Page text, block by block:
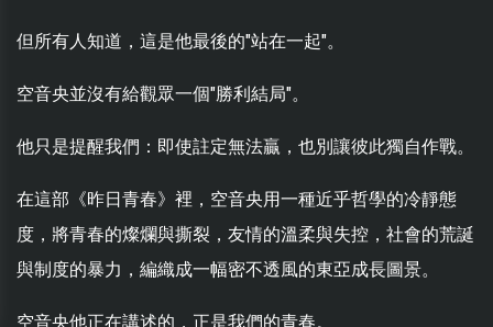
但所有人知道，這是他最後的"站在一起"。
空音央並沒有給觀眾一個"勝利結局"。
他只是提醒我們：即使註定無法贏，也別讓彼此獨自作戰。
在這部《昨日青春》裡，空音央用一種近乎哲學的冷靜態
度，將青春的燦爛與撕裂，友情的溫柔與失控，社會的荒誕
與制度的暴力，編織成一幅密不透風的東亞成長圖景。
空音央他正在講述的，正是我們的青春。